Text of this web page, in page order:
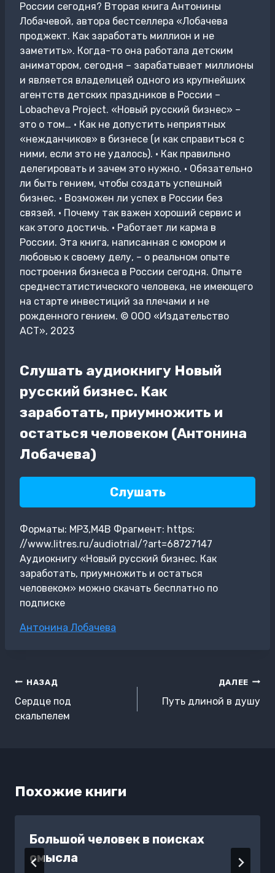
России сегодня? Вторая книга Антонины
Лобачевой, автора бестселлера «Лобачева
проджект. Как заработать миллион и не
заметить». Когда-то она работала детским
аниматором, сегодня – зарабатывает миллионы
и является владелицей одного из крупнейших
агентств детских праздников в России –
Lobacheva Project. «Новый русский бизнес» –
это о том… • Как не допустить неприятных
«нежданчиков» в бизнесе (и как справиться с
ними, если это не удалось). • Как правильно
делегировать и зачем это нужно. • Обязательно
ли быть гением, чтобы создать успешный
бизнес. • Возможен ли успех в России без
связей. • Почему так важен хороший сервис и
как этого достичь. • Работает ли карма в
России. Эта книга, написанная с юмором и
любовью к своему делу, – о реальном опыте
построения бизнеса в России сегодня. Опыте
среднестатистического человека, не имеющего
на старте инвестиций за плечами и не
рожденного гением. © ООО «Издательство
АСТ», 2023
Слушать аудиокнигу Новый
русский бизнес. Как
заработать, приумножить и
остаться человеком (Антонина
Лобачева)
Слушать
Форматы: MP3,M4B Фрагмент: https:
//www.litres.ru/audiotrial/?art=68727147
Аудиокнигу «Новый русский бизнес. Как
заработать, приумножить и остаться
человеком» можно скачать бесплатно по
подписке
Метки
Антонина Лобачева
Навигация
по
записям
НАЗАД
Сердце под
скальпелем
ДАЛЕЕ
Путь длиной в душу
Похожие книги
Большой человек в поисках
смысла